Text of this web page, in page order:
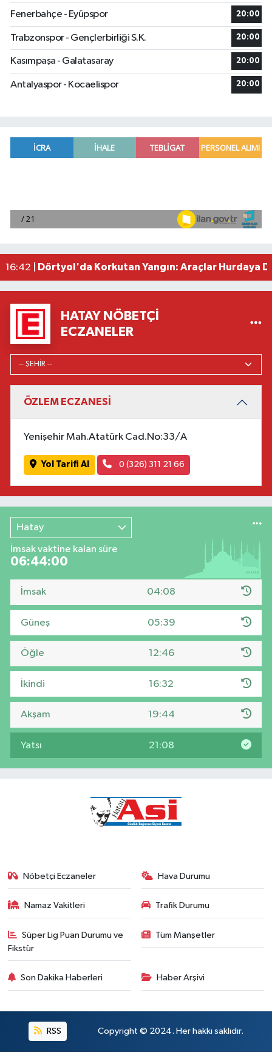
Fenerbahçe - Eyüpspor 20:00
Trabzonspor - Gençlerbirliği S.K. 20:00
Kasımpaşa - Galatasaray 20:00
Antalyaspor - Kocaelispor 20:00
19:12 |
Borsa günü yükselişle tamamladı
16:42 |
Dörtyol'da Korkutan Yangın: Araçlar Hurdaya
HATAY NÖBETÇI
ECZANELER
ÖZLEM ECZANESİ
Yenişehir Mah.Atatürk Cad.No:33/A
Yol Tarifi Al 0 (326) 311 21 66
Hatay
İmsak vaktine kalan süre
06:44:00
İmsak 04:08
Güneş 05:39
Öğle 12:46
İkindi 16:32
Akşam 19:44
Yatsı 21:08
Nöbetçi Eczaneler Hava Durumu
Namaz Vakitleri Trafik Durumu
Süper Lig Puan Durumu ve
Fikstür
Tüm Manşetler
Son Dakika Haberleri Haber Arşivi
RSS Copyright © 2024. Her hakkı saklıdır.